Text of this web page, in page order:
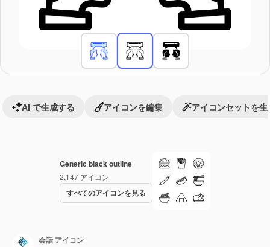
Generic black outline
2,147 アイコン
すべてのアイコンを見る
AI で生成する アイコンを編集 アイコンセットを生
会話 アイコン